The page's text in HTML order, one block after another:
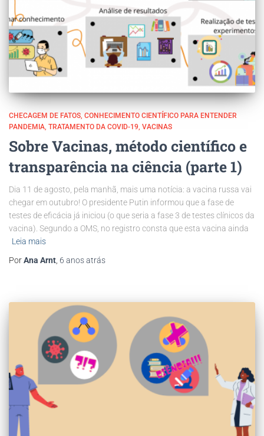
CHECAGEM DE FATOS CONHECIMENTO CIENTÍFICO PARA ENTENDER
PANDEMIA TRATAMENTO DA COVID-19 VACINAS
Sobre Vacinas, método científico e
transparência na ciência (parte 1)
Dia 11 de agosto, pela manhã, mais uma notícia: a vacina russa vai
chegar em outubro! O presidente Putin informou que a fase de
testes de eficácia já iniciou (o que seria a fase 3 de testes clínicos da
vacina). Segundo a OMS, no registro consta que esta vacina ainda
Leia mais
PorAna Arnt, 6 anosatrás